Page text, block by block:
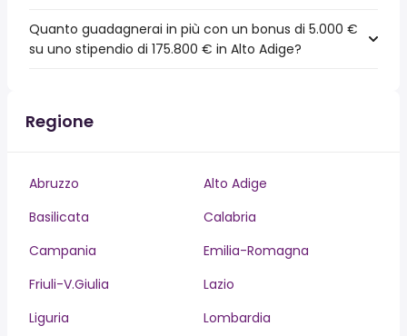
Quanto guadagnerai in più con un bonus di 5.000 €
su uno stipendio di 175.800 € in Alto Adige?
Regione
Abruzzo
Alto Adige
Basilicata
Calabria
Campania
Emilia-Romagna
Friuli-V.Giulia
Lazio
Liguria
Lombardia